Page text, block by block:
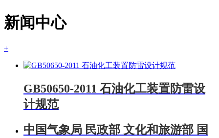
新闻中心
+
GB50650-2011 石油化工装置防雷设
计规范
中国气象局 民政部 文化和旅游部 国